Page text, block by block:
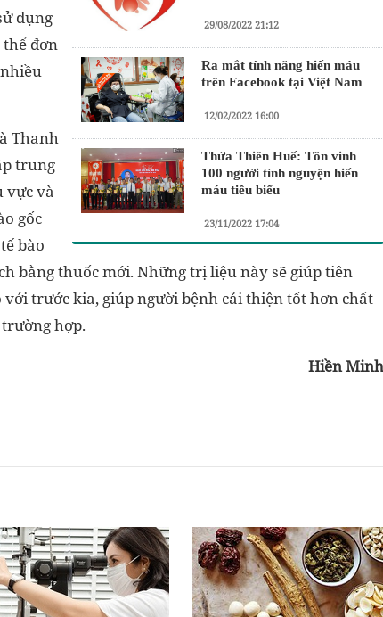
29/08/2022 21:12
Ra mắt tính năng hiến máu
trên Facebook tại Việt Nam
12/02/2022 16:00
Thừa Thiên Huế: Tôn vinh
100 người tình nguyện hiến
máu tiêu biểu
23/11/2022 17:04
dụng
đơn
Thanh
trung
vực và
gốc
bào
bằng thuốc mới. Những trị liệu này sẽ giúp tiên
trước kia, giúp người bệnh cải thiện tốt hơn chất
hợp.
Hiền Minh